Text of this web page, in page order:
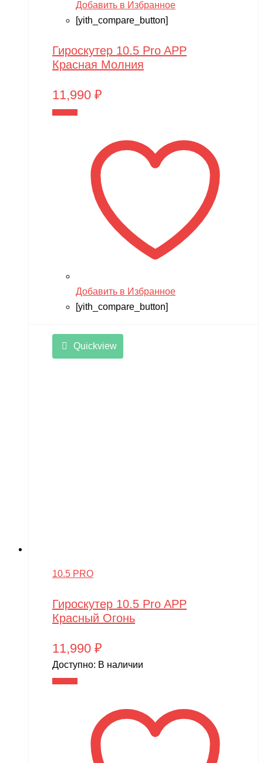
Добавить в Избранное
[yith_compare_button]
Гироскутер 10.5 Pro APP
Красная Молния
11,990 ₽
Добавить в Избранное
[yith_compare_button]
Quickview
10.5 PRO
Гироскутер 10.5 Pro APP
Красный Огонь
11,990 ₽
Доступно: В наличии